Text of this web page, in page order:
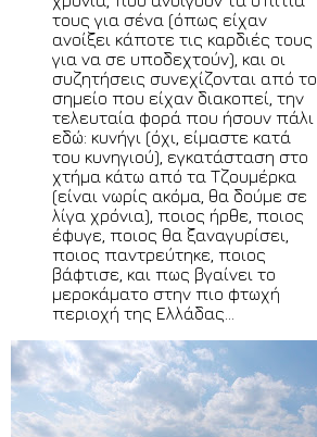
τους για σένα (όπως είχαν
ανοίξει κάποτε τις καρδιές τους
για να σε υποδεχτούν), και οι
συζητήσεις συνεχίζονται από το
σημείο που είχαν διακοπεί, την
τελευταία φορά που ήσουν πάλι
εδώ: κυνήγι (όχι, είμαστε κατά
του κυνηγιού), εγκατάσταση στο
χτήμα κάτω από τα Τζουμέρκα
(είναι νωρίς ακόμα, θα δούμε σε
λίγα χρόνια), ποιος ήρθε, ποιος
έφυγε, ποιος θα ξαναγυρίσει,
ποιος παντρεύτηκε, ποιος
βάφτισε, και πως βγαίνει το
μεροκάματο στην πιο φτωχή
περιοχή της Ελλάδας...